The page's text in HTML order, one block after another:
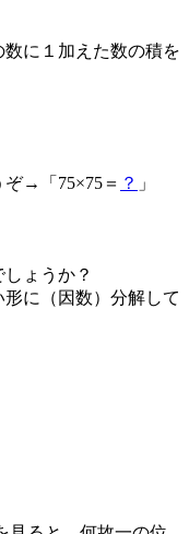
に１加えた数の積を
→「75×75＝ ？ 」
ょうか？
に（因数）分解して